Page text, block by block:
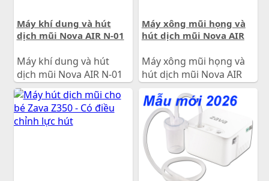
Máy khí dung và hút
dịch mũi Nova AIR N-01
Máy khí dung và hút
dịch mũi Nova AIR N-01
Giá:690.000đ
Máy xông mũi họng và
hút dịch mũi Nova AIR
Máy xông mũi họng và
hút dịch mũi Nova AIR
Giá:690.000đ